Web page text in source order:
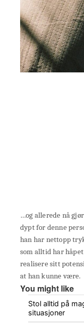
…og allerede nå
dypt for denne
han har nettopp
som alltid har
realisere sitt
at han kunne være.
You might like
Stol alltid på
situasjoner